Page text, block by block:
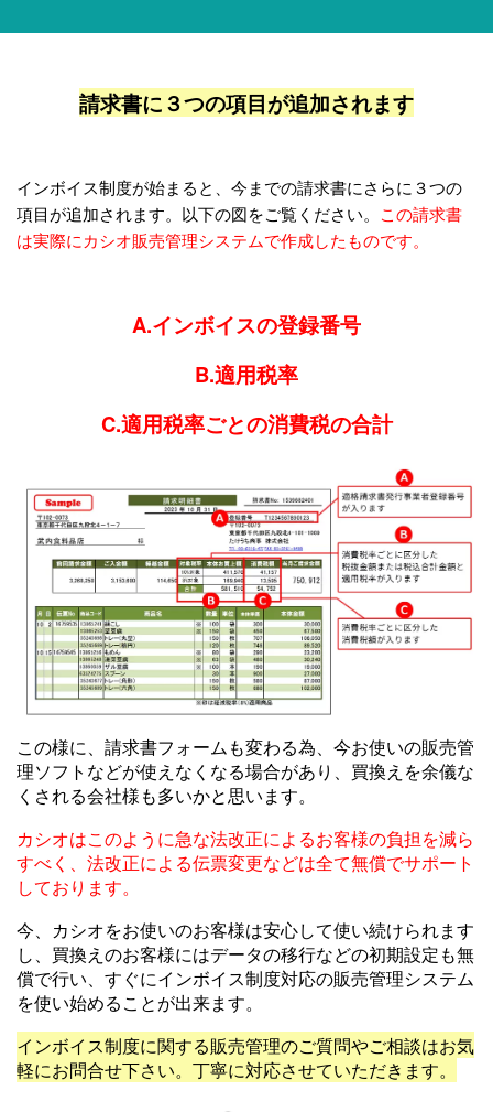
請求書に３つの項目が追加されます
インボイス制度が始まると、今までの請求書にさらに３つの
項目が追加されます。以下の図をご覧ください。 この請求書
は実際にカシオ販売管理システムで作成したものです。
A.インボイスの登録番号
B.適用税率
C.適用税率ごとの消費税の合計
この様に、請求書フォームも変わる為、今お使いの販売管
理ソフトなどが使えなくなる場合があり、買換えを余儀な
くされる会社様も多いかと思います。
カシオはこのように急な法改正によるお客様の負担を減ら
すべく、法改正による伝票変更などは全て無償でサポート
しております。
今、カシオをお使いのお客様は安心して使い続けられます
し、買換えのお客様にはデータの移行などの初期設定も無
償で行い、すぐにインボイス制度対応の販売管理システム
を使い始めることが出来ます。
インボイス制度に関する販売管理のご質問やご相談はお気
軽にお問合せ下さい。丁寧に対応させていただきます。